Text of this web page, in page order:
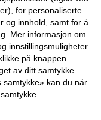
innstillinger
for personaliserte
og innhold, samt for å
Mer informasjon om
innstillingsmuligheter
på knappen
av ditt samtykke
samtykke» kan du når